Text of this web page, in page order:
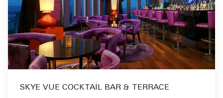
SKYE VUE COCKTAIL BAR & TERRACE